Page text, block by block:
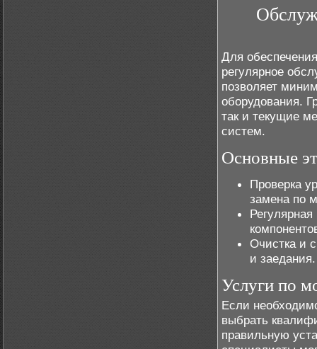
Для
регулярное
позволяет
оборудования.
так и текущие
систем.
Основные
Проверка
замена по
Очистка и
и заедания.
Услуги по
Если
выбрать
правильную